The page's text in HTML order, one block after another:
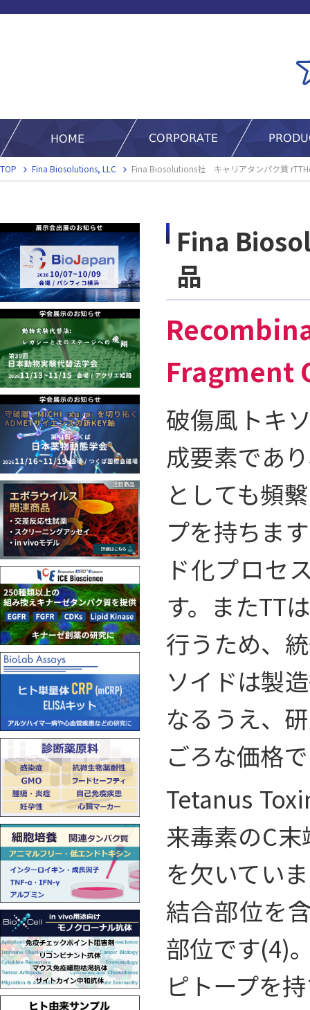
TOP Fina Biosolutions, LLC Fina Biosolutions社 キャリアタンパク質
Fina
品
Fragment
破傷風トキ
成要素であ
としても頻
プを持ちま
ド化プロセ
す。またTT
行うため、
ソイドは製
なるうえ、
ごろな価格
Tetanus
来毒素のC
を欠いてい
結合部位を
部位です(4)
ピトープを